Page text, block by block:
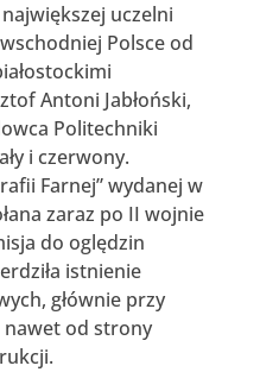
uczelni
Polsce od
Antoni Jabłoński,
Politechniki
i czerwony.
Farnej” wydanej w
zaraz po II wojnie
do oględzin
istnienie
głównie przy
nawet od strony